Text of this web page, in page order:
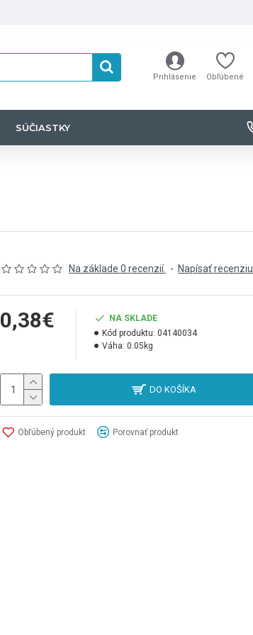
Prihlásenie Obľúbené
SÚČIASTKY
Na základe 0 recenzií. - Napísať recenziu
0,38€
NA SKLADE
Kód produktu: 04140034
Váha: 0.05kg
DO KOŠÍKA
Obľúbený produkt Porovnať produkt